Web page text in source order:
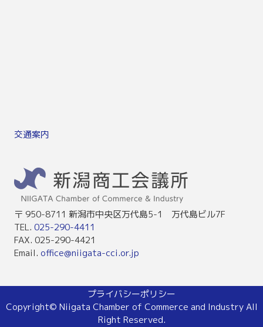
交通案内
〒 950-8711 新潟市中央区万代島5-1 万代島ビル7F
TEL. 025-290-4411
FAX. 025-290-4421
Email. office@niigata-cci.or.jp
プライバシーポリシー
Copyright© Niigata Chamber of Commerce and Industry All
Right Reserved.